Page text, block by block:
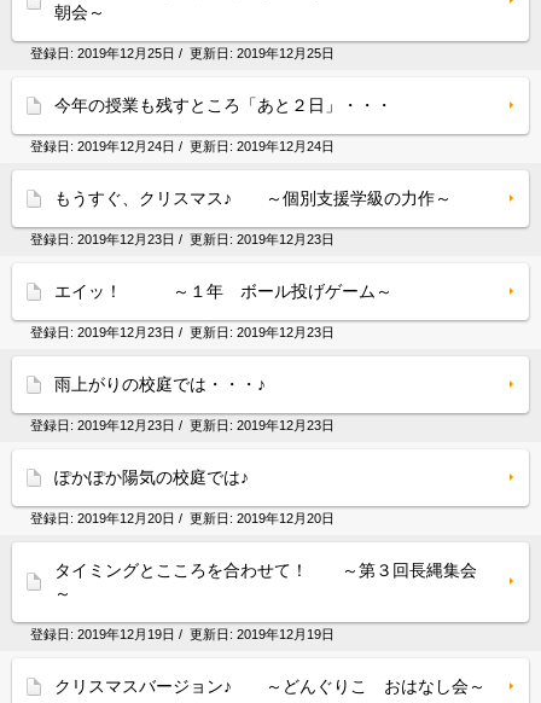
朝会～
登録日: 2019年12月25日 / 更新日: 2019年12月25日
今年の授業も残すところ「あと２日」・・・
登録日: 2019年12月24日 / 更新日: 2019年12月24日
もうすぐ、クリスマス♪ ～個別支援学級の力作～
登録日: 2019年12月23日 / 更新日: 2019年12月23日
エイッ！ ～１年 ボール投げゲーム～
登録日: 2019年12月23日 / 更新日: 2019年12月23日
雨上がりの校庭では・・・♪
登録日: 2019年12月23日 / 更新日: 2019年12月23日
ぽかぽか陽気の校庭では♪
登録日: 2019年12月20日 / 更新日: 2019年12月20日
タイミングとこころを合わせて！ ～第３回長縄集会
～
登録日: 2019年12月19日 / 更新日: 2019年12月19日
クリスマスバージョン♪ ～どんぐりこ おはなし会～